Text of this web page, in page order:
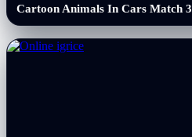
Cartoon Animals In Cars Match 3